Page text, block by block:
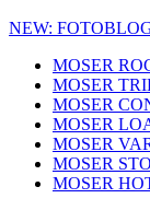
NEW:
MOSER
MOSER
MOSER
MOSER
MOSER
MOSER
MOSER